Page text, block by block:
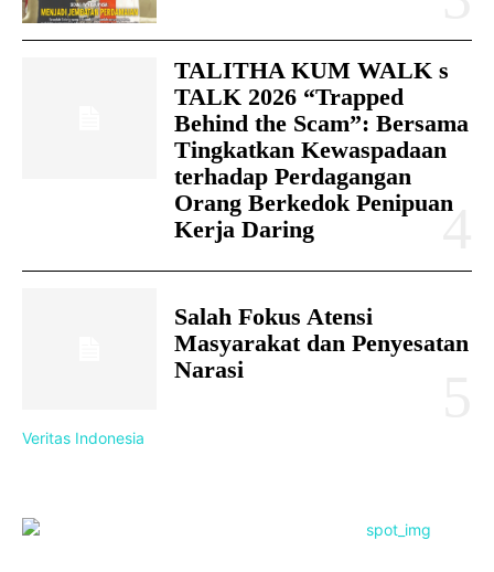
TALITHA KUM WALK s
TALK 2026 “Trapped
Behind the Scam”: Bersama
Tingkatkan Kewaspadaan
terhadap Perdagangan
Orang Berkedok Penipuan
Kerja Daring
Salah Fokus Atensi
Masyarakat dan Penyesatan
Narasi
Veritas Indonesia